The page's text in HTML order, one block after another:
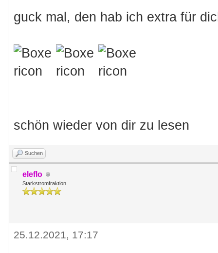
guck mal, den hab ich extra für
schön wieder von dir zu lesen
Suchen
eleflo
Starkstromfraktion
25.12.2021, 17:17